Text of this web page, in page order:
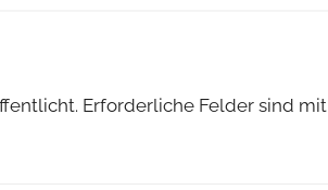
Erforderliche Felder sind mit